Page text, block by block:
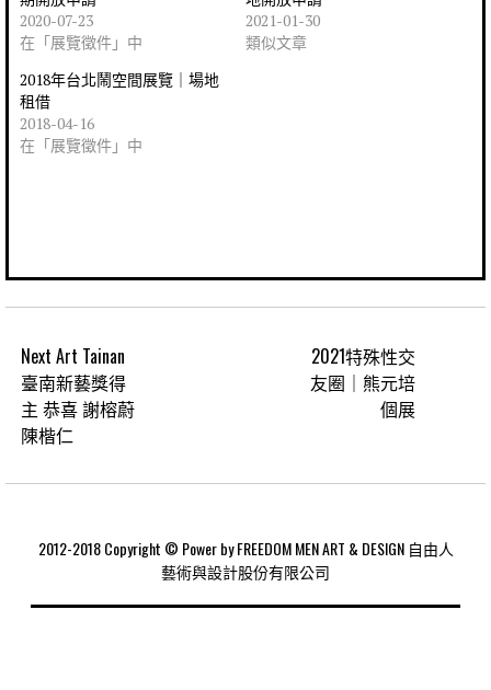
2020-07-23
在「展覽徵件」中
2021-01-30
類似文章
2018年台北鬧空間展覽｜場地
租借
2018-04-16
在「展覽徵件」中
Next Art Tainan
臺南新藝獎得
主 恭喜 謝榕蔚
陳楷仁
2021特殊性交
友圈｜熊元培
個展
2012-2018 Copyright © Power by FREEDOM MEN ART & DESIGN 自由人
藝術與設計股份有限公司